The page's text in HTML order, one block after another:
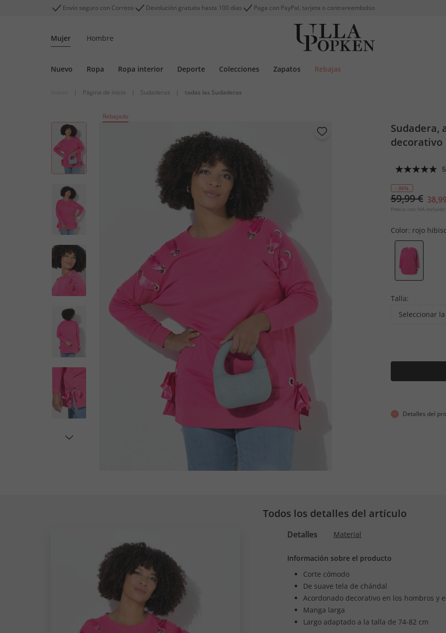
Envío seguro con Correos Devolución gratuita hasta 100 días Paga con PayPal, tarjeta o contrareembolso
Mujer Hombre
Nuevo Ropa Ropa interior Deporte Colecciones Zapatos Rebajas
| Página de inicio | Sudaderas | todas las Sudaderas
Rebajado
Sudadera,
decorativo
- 35%
59,99 €
Precio con IVA incluido
Color: rojo
Talla:
Seleccionar
Detalles del
Todos los detalles del artículo
Detalles Material
Información sobre el producto
Corte cómodo
De suave tela de chándal
Acordonado decorativo en los hombros y
Manga larga
Largo adaptado a la talla de 74-82 cm